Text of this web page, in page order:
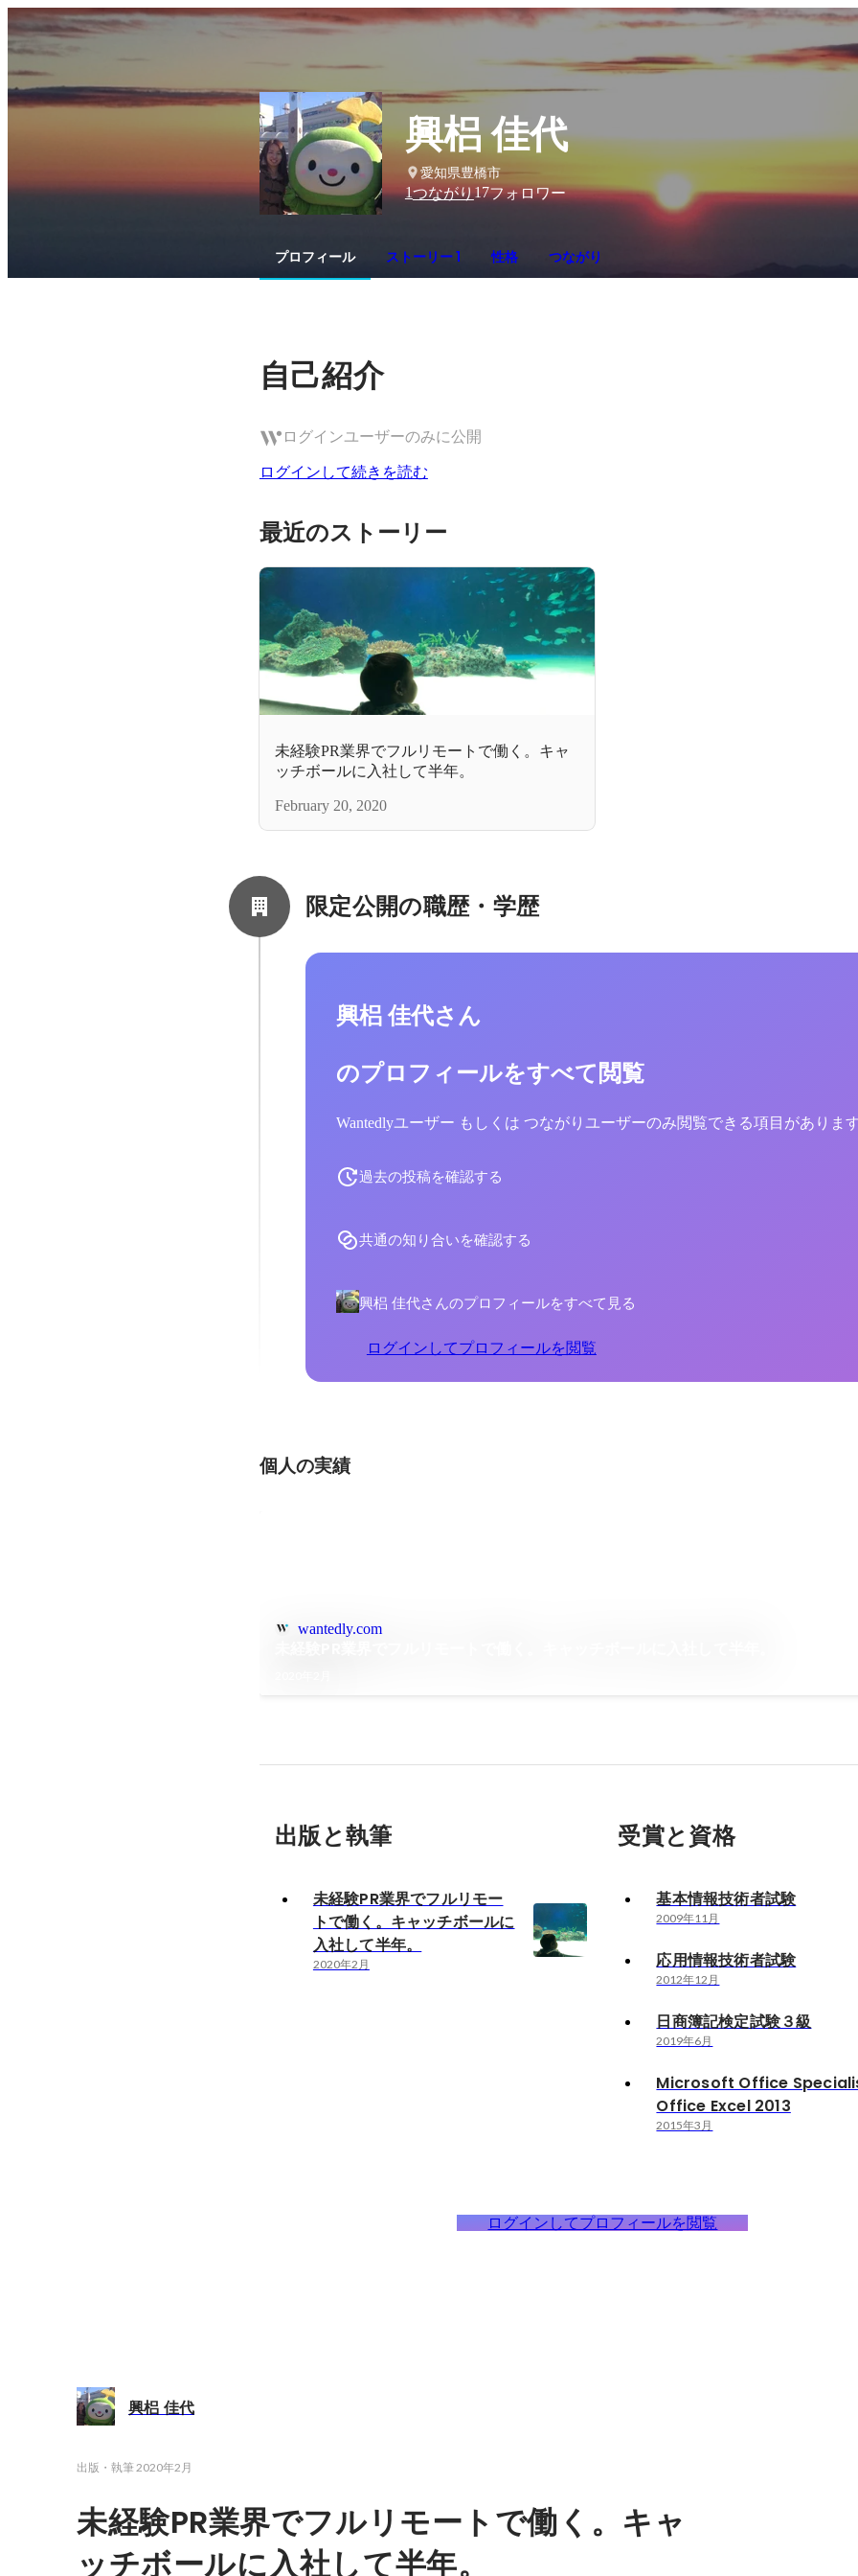
興梠 佳代
愛知県豊橋市
1つながり17フォロワー
プロフィール ストーリー 1 性格 つながり
自己紹介
ログインユーザーのみに公開
ログインして続きを読む
最近のストーリー
未経験PR業界でフルリモートで働く。キャ
ッチボールに入社して半年。
February 20, 2020
限定公開の職歴・学歴
興梠 佳代さん
のプロフィールをすべて閲覧
Wantedlyユーザー もしくは つながりユーザーのみ閲覧できる項目がありま
過去の投稿を確認する
共通の知り合いを確認する
興梠 佳代さんのプロフィールをすべて見る
ログインしてプロフィールを閲覧
個人の実績
wantedly.com
出版と執筆
未経験PR業界でフルリモー
トで働く。キャッチボールに
入社して半年。
2020年2月
受賞と資格
基本情報技術者試験
2009年11月
応用情報技術者試験
2012年12月
日商簿記検定試験３級
2019年6月
Microsoft Office
Office Excel 2013
2015年3月
ログインしてプロフィールを閲覧
興梠 佳代
出版・執筆2020年2月
未経験PR業界でフルリモートで働く。キャ
ッチボールに入社して半年。